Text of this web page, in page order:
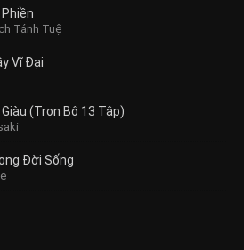
Tánh Tuệ
Vĩ Đại
(Trọn Bộ 13 Tập)
Đời Sống